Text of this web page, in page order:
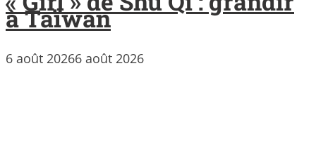
à Taïwan
6 août 20266 août 2026